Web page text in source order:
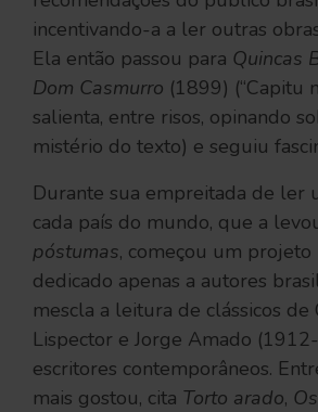
incentivando-a a ler outras
Ela então passou para Quincas
Dom Casmurro (1899) (“Capitu
salienta, entre risos, opinando
mistério do texto) e seguiu
Durante sua empreitada de ler
cada país do mundo, que a
póstumas, começou um projeto
dedicado apenas a autores
mescla a leitura de clássicos de
Lispector e Jorge Amado
escritores contemporâneos.
mais gostou, cita Torto arado,